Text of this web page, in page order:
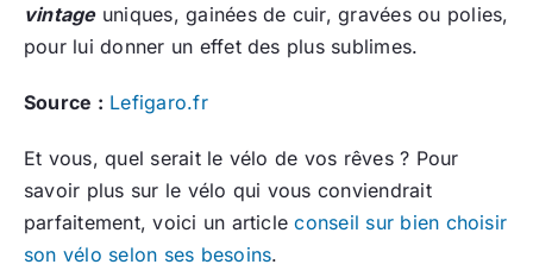
vintageuniques, gainées de cuir, gravées ou polies,
pour lui donner un effet des plus sublimes.
Source : Lefigaro.fr
Et vous, quel serait le vélo de vos rêves ? Pour
savoir plus sur le vélo qui vous conviendrait
parfaitement, voici un articleconseil sur bien choisir
son vélo selon ses besoins.